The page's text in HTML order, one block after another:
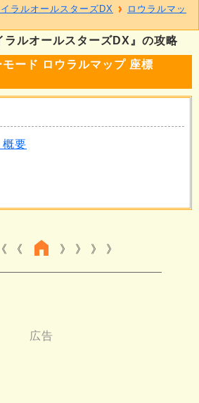
ラルオールスターズDX』の攻略
ード ロウラルマップ 座標
概要
《 》 》 》
ラルオールスターズDX
ロウラルマッ